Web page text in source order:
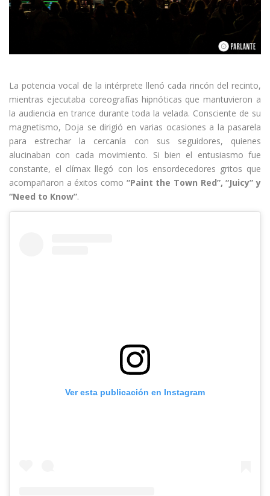
La potencia vocal de la intérprete llenó cada rincón del recinto,
mientras ejecutaba coreografías hipnóticas que mantuvieron a
la audiencia en trance durante toda la velada. Consciente de su
magnetismo, Doja se dirigió en varias ocasiones a la pasarela
para estrechar la cercanía con sus seguidores, quienes
alucinaban con cada movimiento. Si bien el entusiasmo fue
constante, el clímax llegó con los ensordecedores gritos que
acompañaron a éxitos como “Paint the Town Red”, “Juicy” y
“Need to Know”.
Ver esta publicación en Instagram